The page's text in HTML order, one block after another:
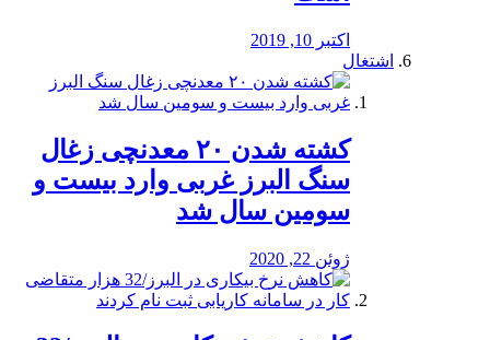
اکتبر 10, 2019
اشتغال
کشته شدن ۲۰ معدنچی زغال
سنگ البرز غربی وارد بیست و
سومین سال شد
ژوئن 22, 2020